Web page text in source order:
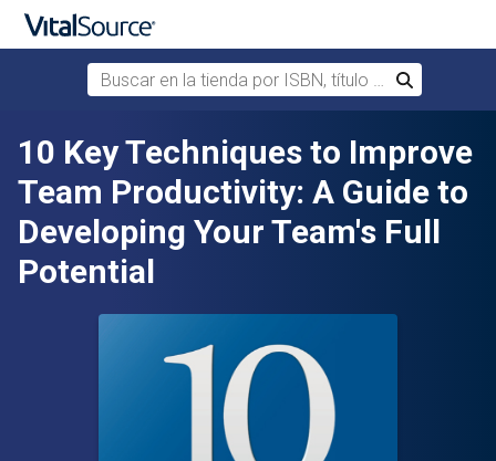
Saltar al contenido principal
Buscar en la tienda por ISBN, título o autor
Buscar
10 Key Techniques to Improve
Team Productivity: A Guide to
Developing Your Team's Full
Potential